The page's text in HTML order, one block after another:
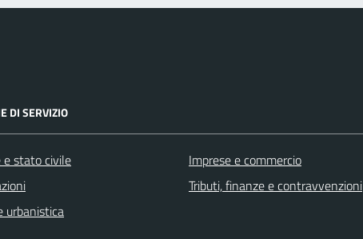
DI SERVIZIO
e stato civile
urbanistica
Imprese e commercio
Tributi, finanze e contravvenzioni